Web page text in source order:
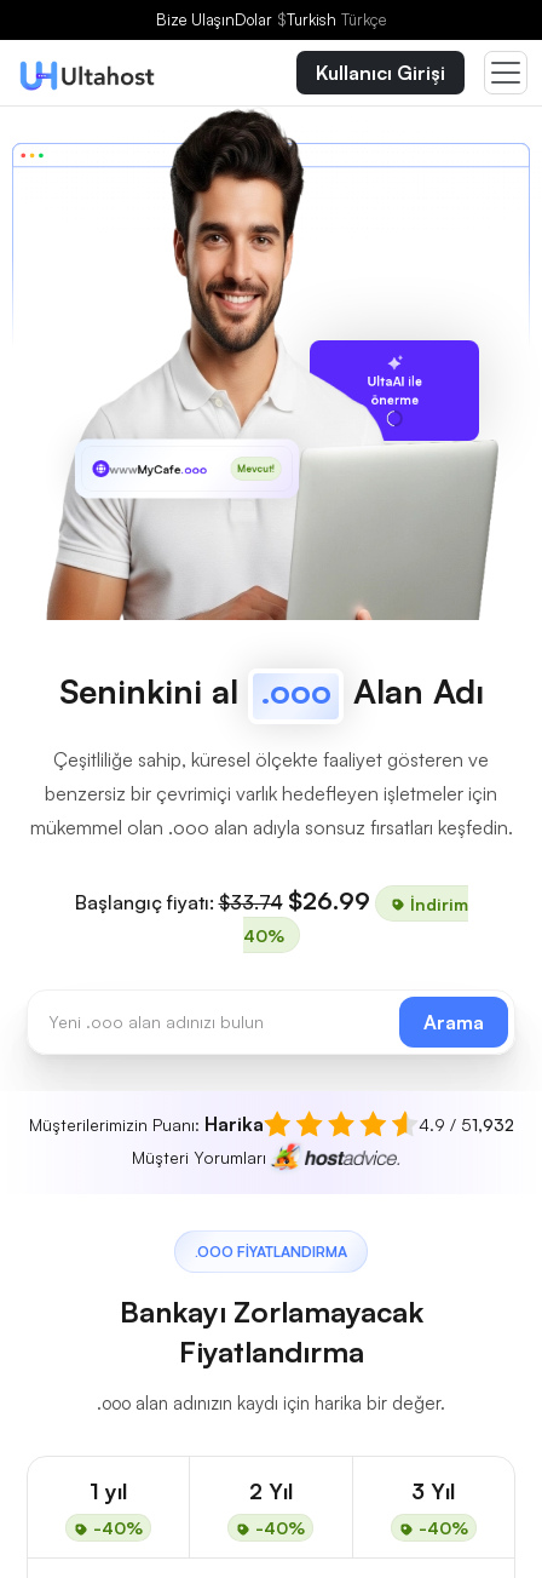
Bize UlaşınDolar $Turkish Türkçe
Kullanıcı Girişi
UltaAI ile
önerme
wwwMyCafe.ooo Mevcut!
Seninkini al .ooo Alan Adı
Çeşitliliğe sahip, küresel ölçekte faaliyet gösteren ve
benzersiz bir çevrimiçi varlık hedefleyen işletmeler için
mükemmel olan .ooo alan adıyla sonsuz fırsatları keşfedin.
Başlangıç fiyatı:$33.74 $26.99
İndirim
40%
Arama
Müşterilerimizin Puanı: Harika 4.9 / 51,932
Müşteri Yorumları
.OOO FIYATLANDIRMA
Bankayı Zorlamayacak
Fiyatlandırma
.ooo alan adınızın kaydı için harika bir değer.
1 yıl
-40%
2 Yıl
-40%
3 Yıl
-40%